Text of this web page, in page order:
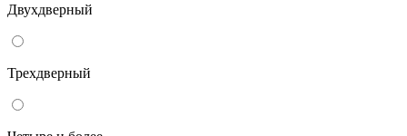
Двухдверный
Трехдверный